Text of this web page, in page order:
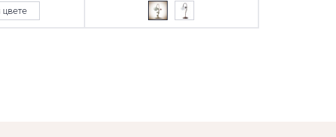
цвете